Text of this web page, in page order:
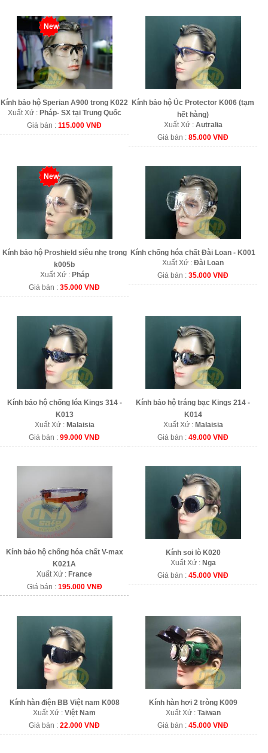
New
Kính bảo hộ Sperian A900 trong K022
Xuất Xứ : Pháp- SX tại Trung Quốc
Giá bán :115.000 VNĐ
Kính bảo hộ Úc Protector K006 (tạm
hết hàng)
Xuất Xứ : Autralia
Giá bán :85.000 VNĐ
New
Kính bảo hộ Proshield siêu nhẹ trong
k005b
Xuất Xứ : Pháp
Giá bán :35.000 VNĐ
Kính chống hóa chất Đài Loan - K001
Xuất Xứ :Đài Loan
Giá bán :35.000 VNĐ
Kính bảo hộ chống lóa Kings 314 -
K013
Xuất Xứ : Malaisia
Giá bán :99.000 VNĐ
Kính bảo hộ tráng bạc Kings 214 -
K014
Xuất Xứ : Malaisia
Giá bán :49.000 VNĐ
Kính bảo hộ chống hóa chất V-max
K021A
Xuất Xứ : France
Giá bán : 195.000 VNĐ
Kính soi lò K020
Xuất Xứ : Nga
Giá bán :45.000 VNĐ
Kính hàn điện BB Việt nam K008
Xuất Xứ :Việt Nam
Giá bán :22.000 VNĐ
Kính hàn hơi 2 tròng K009
Xuất Xứ : Taiwan
Giá bán :45.000 VNĐ